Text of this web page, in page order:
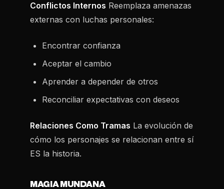
Conflictos Internos Reemplaza amenazas
externas con luchas personales:
Encontrar confianza
Aceptar el cambio
Aprender a depender de otros
Reconciliar expectativas con deseos
Relaciones Como Tramas La evolución de
cómo los personajes se relacionan entre sí
ES la historia.
MAGIA MUNDANA